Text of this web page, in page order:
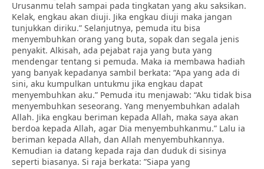
Urusanmu telah sampai pada tingkatan yang aku saksikan.
Kelak, engkau akan diuji. Jika engkau diuji maka jangan
tunjukkan diriku.” Selanjutnya, pemuda itu bisa
menyembuhkan orang yang buta, sopak dan segala jenis
penyakit. Alkisah, ada pejabat raja yang buta yang
mendengar tentang si pemuda. Maka ia membawa hadiah
yang banyak kepadanya sambil berkata: “Apa yang ada di
sini, aku kumpulkan untukmu jika engkau dapat
menyembuhkan aku.” Pemuda itu menjawab: “Aku tidak bisa
menyembuhkan seseorang. Yang menyembuhkan adalah
Allah. Jika engkau beriman kepada Allah, maka saya akan
berdoa kepada Allah, agar Dia menyembuhkanmu.” Lalu ia
beriman kepada Allah, dan Allah menyembuhkannya.
Kemudian ia datang kepada raja dan duduk di sisinya
seperti biasanya. Si raja berkata: ”Siapa yang